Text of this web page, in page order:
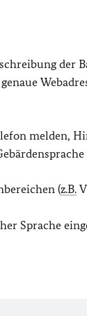
der
melden,
(z.B.
Sprache